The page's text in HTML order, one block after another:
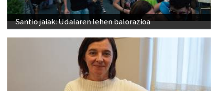
Santio jaiak: Udalaren lehen balorazioa